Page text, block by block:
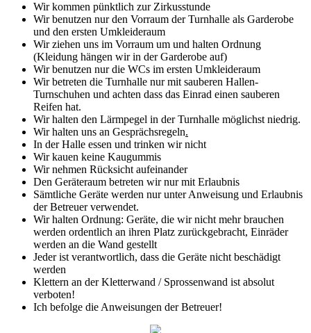
Wir kommen pünktlich zur Zirkusstunde
Wir benutzen nur den Vorraum der Turnhalle als Garderobe
und den ersten Umkleideraum
Wir ziehen uns im Vorraum um und halten Ordnung
(Kleidung hängen wir in der Garderobe auf)
Wir benutzen nur die WCs im ersten Umkleideraum
Wir betreten die Turnhalle nur mit sauberen Hallen-
Turnschuhen und achten dass das Einrad einen sauberen
Reifen hat.
Wir halten den Lärmpegel in der Turnhalle möglichst niedrig.
Wir halten uns an Gesprächsregeln.
In der Halle essen und trinken wir nicht
Wir kauen keine Kaugummis
Wir nehmen Rücksicht aufeinander
Den Geräteraum betreten wir nur mit Erlaubnis
Sämtliche Geräte werden nur unter Anweisung und Erlaubnis
der Betreuer verwendet.
Wir halten Ordnung: Geräte, die wir nicht mehr brauchen
werden ordentlich an ihren Platz zurückgebracht, Einräder
werden an die Wand gestellt
Jeder ist verantwortlich, dass die Geräte nicht beschädigt
werden
Klettern an der Kletterwand / Sprossenwand ist absolut
verboten!
Ich befolge die Anweisungen der Betreuer!